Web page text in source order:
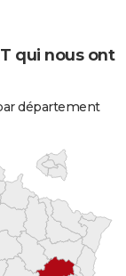
qui nous ont
département